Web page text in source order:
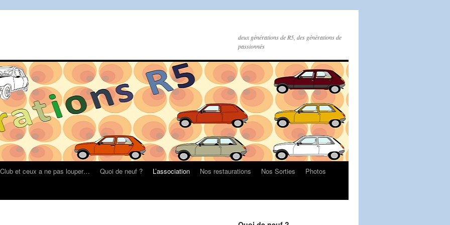
deux générations de R5, des générations de
passionnés
et ceux a ne pas louper… Quoi de neuf ? L’association Nos restaurations Nos Sorties
Photos